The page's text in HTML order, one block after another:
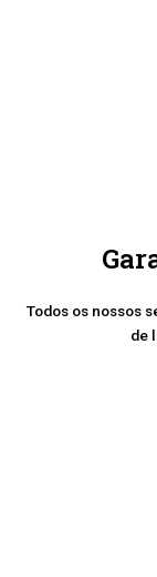
Todos os nossos
de